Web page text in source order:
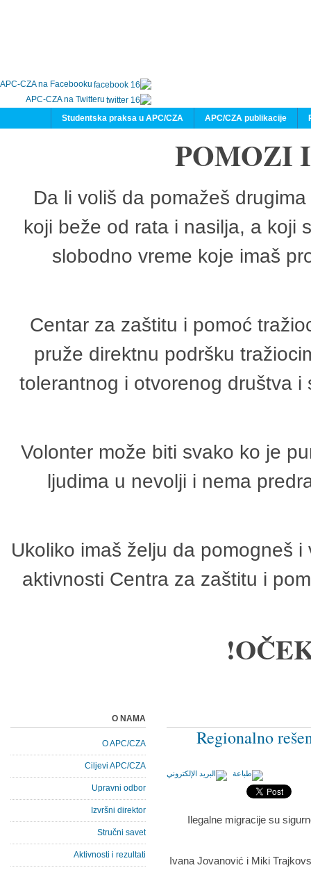
APC-CZA na Facebooku
APC-CZA na Twitteru
APC/CZA publikacije
Studentska praksa u APC/CZA
POMOZI
Da li voliš da pomažeš
koji beže od rata i nasilja, a koji
slobodno vreme koje imaš
Centar za zaštitu i pomoć
pruže direktnu podršku
tolerantnog i otvorenog društva
Volonter može biti svako ko je
ljudima u nevolji i nema
Ukoliko imaš želju da pomogneš
aktivnosti Centra za zaštitu i
Regionalno
Ilegalne migracije su
Ivana Jovanović i Miki
O NAMA
O APC/CZA
Ciljevi APC/CZA
Upravni odbor
Izvršni direktor
Stručni savet
Aktivnosti i rezultati